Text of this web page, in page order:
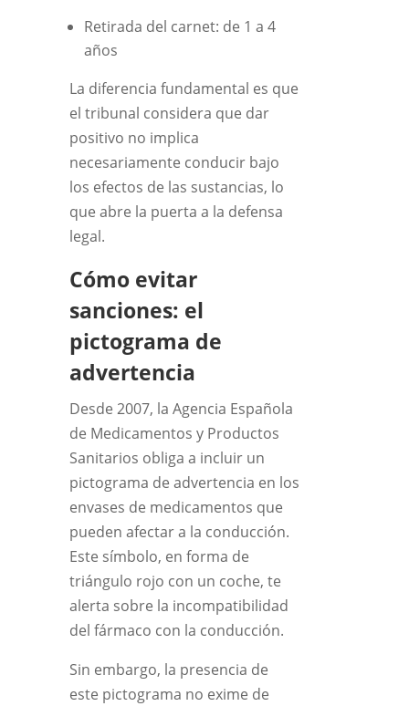
Retirada del carnet: de 1 a 4
años
La diferencia fundamental es que
el tribunal considera que dar
positivo no implica
necesariamente conducir bajo
los efectos de las sustancias, lo
que abre la puerta a la defensa
legal.
Cómo evitar
sanciones: el
pictograma de
advertencia
Desde 2007, la Agencia Española
de Medicamentos y Productos
Sanitarios obliga a incluir un
pictograma de advertencia en los
envases de medicamentos que
pueden afectar a la conducción.
Este símbolo, en forma de
triángulo rojo con un coche, te
alerta sobre la incompatibilidad
del fármaco con la conducción.
Sin embargo, la presencia de
este pictograma no exime de